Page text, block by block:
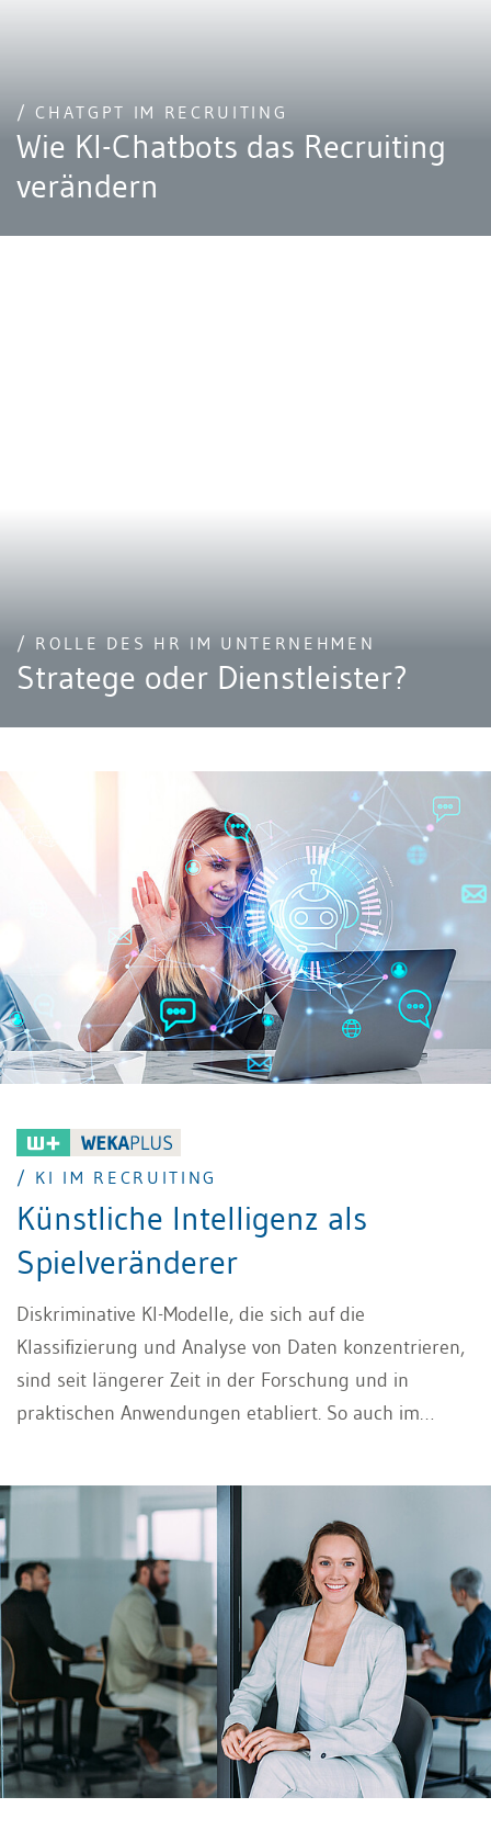
/ CHATGPT IM RECRUITING
Wie KI-Chatbots das Recruiting
verändern
/ ROLLE DES HR IM UNTERNEHMEN
Stratege oder Dienstleister?
/ KI IM RECRUITING
Künstliche Intelligenz als
Spielveränderer
Diskriminative KI-Modelle, die sich auf die
Klassifizierung und Analyse von Daten konzentrieren,
sind seit längerer Zeit in der Forschung und in
praktischen Anwendungen etabliert. So auch im
hingegen, die neue Inhalte erzeugen können, haben
in den letzten Jahren grössere Fortschritte gemacht,
insbesondere durch Entwicklungen in den Bereichen
maschinelles Lernen und neuronale Netzwerke. Im
nachfolgen Beitrag erhalten Sie einen Überblick über
den aktuellen Stand und die Potenziale von KI im
Recruiting.